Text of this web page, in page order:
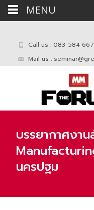
Call us : 083-584
Mail us :
บรรยากาศงา
นครปฐม
MENU